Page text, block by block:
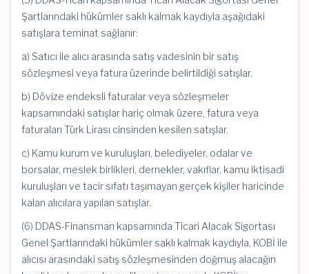
Şartlarındaki hükümler saklı kalmak kaydıyla aşağıdaki
satışlara teminat sağlanır:
a) Satıcı ile alıcı arasında satış vadesinin bir satış
sözleşmesi veya fatura üzerinde belirtildiği satışlar.
b) Dövize endeksli faturalar veya sözleşmeler
kapsamındaki satışlar hariç olmak üzere, fatura veya
faturaları Türk Lirası cinsinden kesilen satışlar.
c) Kamu kurum ve kuruluşları, belediyeler, odalar ve
borsalar, meslek birlikleri, dernekler, vakıflar, kamu iktisadi
kuruluşları ve tacir sıfatı taşımayan gerçek kişiler haricinde
kalan alıcılara yapılan satışlar.
(6) DDAS-Finansman kapsamında Ticari Alacak Sigortası
Genel Şartlarındaki hükümler saklı kalmak kaydıyla, KOBİ ile
alıcısı arasındaki satış sözleşmesinden doğmuş alacağın